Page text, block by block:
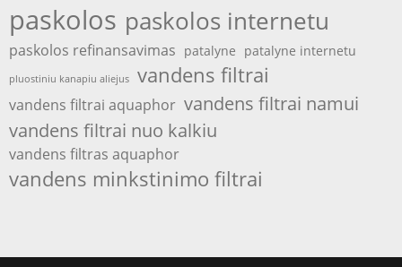
paskolos paskolos internetu
paskolos refinansavimas patalyne patalyne internetu
pluostiniu kanapiu aliejus vandens filtrai
vandens filtrai aquaphor vandens filtrai namui
vandens filtrai nuo kalkiu
vandens filtras aquaphor
vandens minkstinimo filtrai